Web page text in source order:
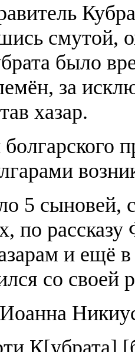
смутой,
было
за
хазар.
5 сыновей,
по рассказу
и ещё
со
К[убрата]